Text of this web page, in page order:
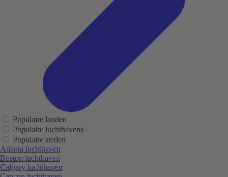
Populaire landen
Populaire luchthavens
Populaire steden
Atlanta luchthaven
Boston luchthaven
Calgary luchthaven